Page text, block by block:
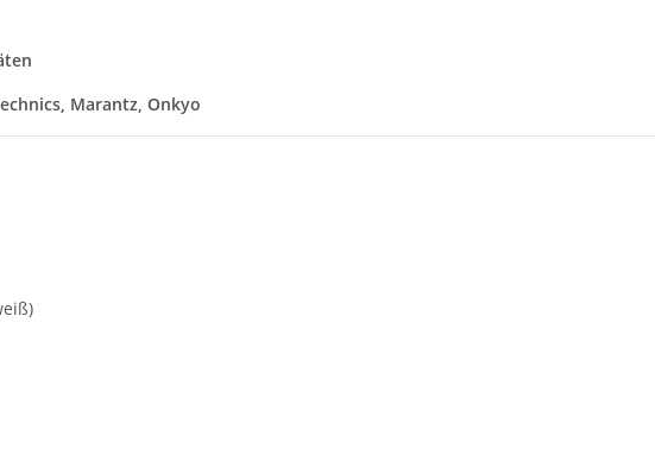
Marantz, Onkyo